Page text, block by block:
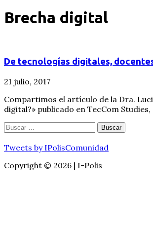
Brecha digital
De tecnologías digitales,
21 julio, 2017
Compartimos el artículo de la Dra.
digital?» publicado en TecCom
Buscar:
Tweets by IPolisComunidad
Copyright © 2026 | I-Polis